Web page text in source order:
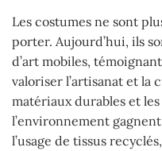
Les costumes ne sont
porter. Aujourd’hui, ils
d’art mobiles,
valoriser l’artisanat et la
matériaux durables et
l’environnement
l’usage de tissus